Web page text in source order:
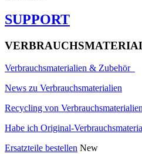
SUPPORT
Verbrauchsmaterialien & Zubehör
News zu Verbrauchsmaterialien
Recycling von Verbrauchsmaterialien
Habe ich Original-
Ersatzteile bestellen New